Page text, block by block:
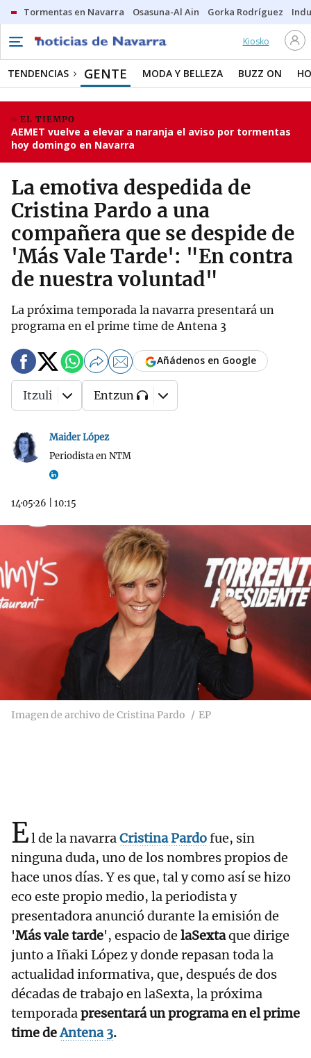
Tormentas en Navarra Osasuna-Al Ain Gorka Rodríguez
Kiosko
TENDENCIAS GENTE MODA Y BELLEZA BUZZ ON
EL TIEMPO
AEMET vuelve a elevar a naranja el aviso por tormentas
hoy domingo en Navarra
La emotiva despedida de
Cristina Pardo a una
compañera que se despide de
'Más Vale Tarde': "En contra
de nuestra voluntad"
La próxima temporada la navarra presentará un
programa en el prime time de Antena 3
Maider López
Periodista en NTM
14·05·26 10:15
Añádenos en Google
Itzuli Entzun
Imagen de archivo de Cristina Pardo EP
El de la navarraCristina Pardofue, sin
ninguna duda, uno de los nombres propios de
hace unos días. Y es que, tal y como así se hizo
eco este propio medio, la periodista y
presentadora anunció durante la emisión de
'Más vale tarde', espacio de laSextaque dirige
junto a Iñaki López y donde repasan toda la
actualidad informativa, que, después de dos
décadas de trabajo en laSexta, la próxima
temporadapresentará un programa en el prime
time deAntena 3.